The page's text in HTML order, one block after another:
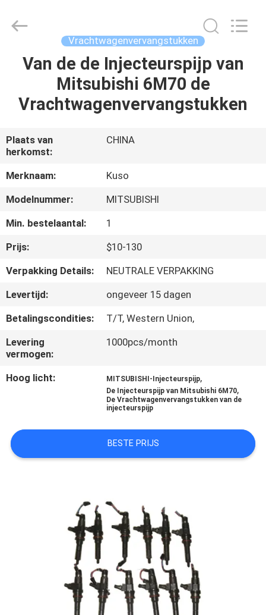
HUIS
PRODUCTEN
ONGEVEER
ONS
FABRIEKSREIS
CONTACTEER
ONS
VERZOEK
OM EEN
SITEMAP
Vrachtwagenvervangstukken
Van de de Injecteurspijp van
Mitsubishi 6M70 de
Vrachtwagenvervangstukken
Plaats van
herkomst:
CHINA
Merknaam:
Kuso
Modelnummer:
MITSUBISHI
Min. bestelaantal:
1
Prijs:
$10-130
Verpakking Details:
NEUTRALE VERPAKKING
Levertijd:
ongeveer 15 dagen
Betalingscondities:
T/T, Western Union,
Levering
vermogen:
1000pcs/month
Hoog licht: MITSUBISHI-Injecteurspijp,
De Injecteurspijp van Mitsubishi 6M70,
De Vrachtwagenvervangstukken van de
injecteurspijp
BESTE PRIJS